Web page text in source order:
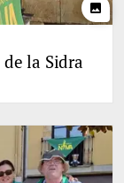
photo
la Sidra